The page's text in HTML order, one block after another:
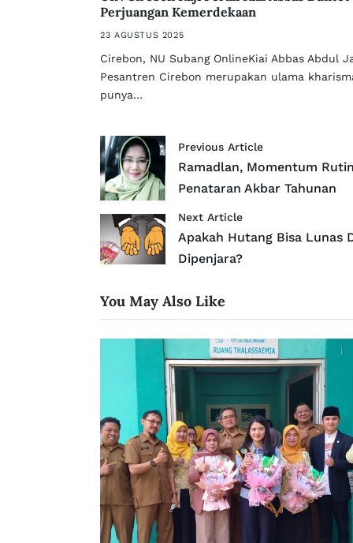
Perjuangan Kemerdekaan
23 AGUSTUS 2025
Cirebon, NU Subang OnlineKiai Abbas Abdul
Pesantren Cirebon merupakan ulama
punya…
Previous Article
Ramadlan, Momentum
Penataran Akbar Tahunan
Next Article
Apakah Hutang Bisa Lunas
Dipenjara?
You May Also Like